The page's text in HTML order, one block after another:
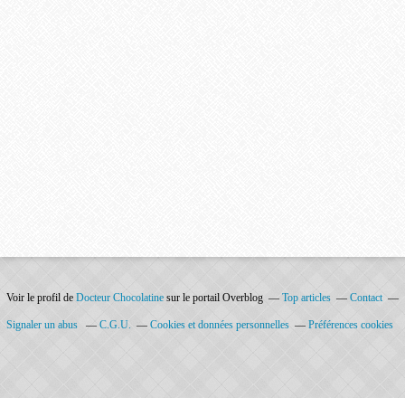
Voir le profil de Docteur Chocolatine sur le portail Overblog Top articles Contact
Signaler un abus C.G.U. Cookies et données personnelles Préférences cookies